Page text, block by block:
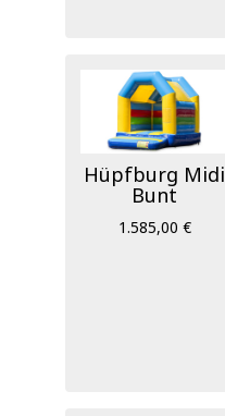
Hüpfburg Midi
Bunt
1.585,00 €